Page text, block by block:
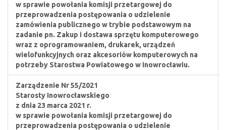
w sprawie powołania komisji przetargowej do
przeprowadzenia postępowania o udzielenie
zamówienia publicznego w trybie podstawowym na
zadanie pn. Zakup i dostawa sprzętu komputerowego
wraz z oprogramowaniem, drukarek, urządzeń
wielofunkcyjnych oraz akcesoriów komputerowych na
potrzeby Starostwa Powiatowego w Inowrocławiu.
Zarządzenie Nr 55/2021
Starosty Inowrocławskiego
z dnia 23 marca 2021 r.
w sprawie powołania komisji przetargowej do
przeprowadzenia postępowania o udzielenie